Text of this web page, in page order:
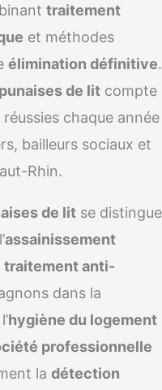
traitement
et méthodes
élimination définitive.
de lit compte
chaque année
bailleurs sociaux et
Rhin.
de lit se distingue
assainissement
traitement anti-
dans la
hygiène du logement
professionnelle
la détection